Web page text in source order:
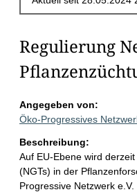
Regulierung
Angegeben von:
Öko-Progressives
Beschreibung:
Auf EU-Ebene wird
(NGTs) in der
Progressive Netzwerk